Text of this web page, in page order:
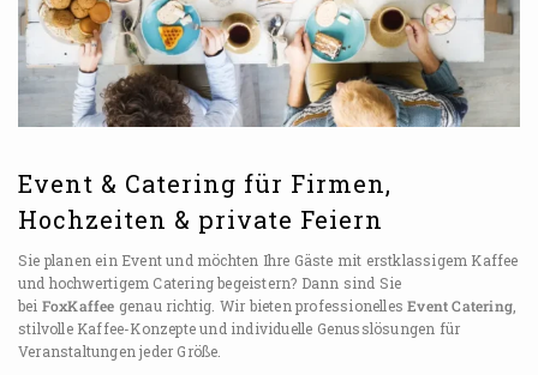
Event & Catering für Firmen,
Hochzeiten & private Feiern
Sie planen ein Event und möchten Ihre Gäste mit erstklassigem Kaffee
und hochwertigem Catering begeistern? Dann sind Sie
bei FoxKaffee genau richtig. Wir bieten professionellesEvent Catering
stilvolle Kaffee-Konzepte und individuelle Genusslösungen für
Veranstaltungen jeder Größe.